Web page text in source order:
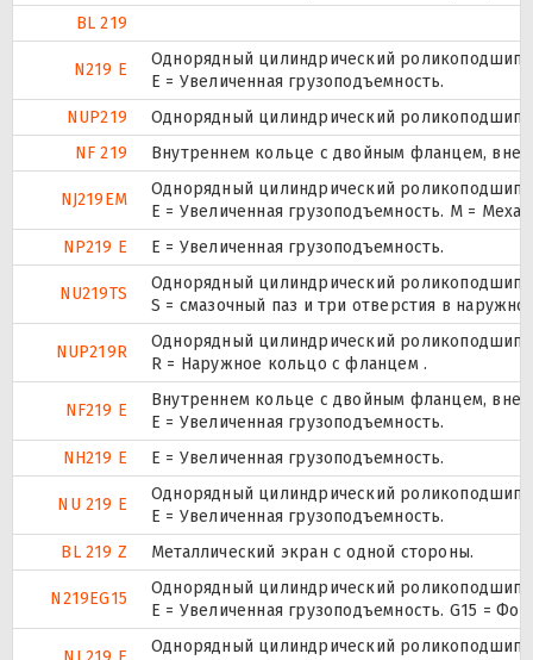
BL 219
N219 E
Однорядный цилиндрический
Е = Увеличенная грузоподъемность.
NUP219
Однорядный цилиндрический
NF 219
Внутреннем кольце с двойным фланцем,
NJ219EM
Однорядный цилиндрический
E = Увеличенная грузоподъемность. М =
NP219 E
Е = Увеличенная грузоподъемность.
NU219TS
Однорядный цилиндрический
S = смазочный паз и три отверстия в
NUP219R
Однорядный цилиндрический
R = Наружное кольцо с фланцем .
NF219 E
Внутреннем кольце с двойным фланцем,
Е = Увеличенная грузоподъемность.
NH219 E
Е = Увеличенная грузоподъемность.
NU 219 E
Однорядный цилиндрический
Е = Увеличенная грузоподъемность.
BL 219 Z
Металлический экран с одной стороны.
N219EG15
Однорядный цилиндрический
E = Увеличенная грузоподъемность. G15 =
Однорядный цилиндрический